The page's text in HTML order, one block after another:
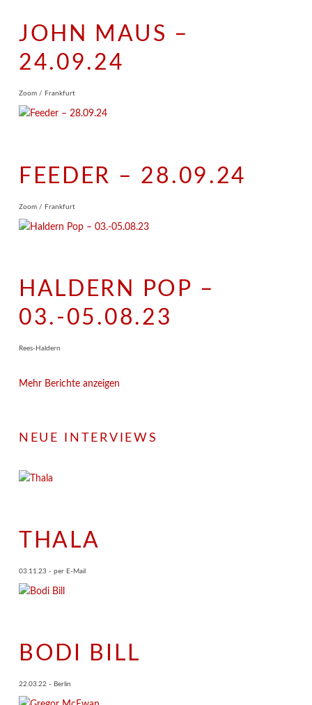
JOHN MAUS –
24.09.24
Zoom / Frankfurt
FEEDER – 28.09.24
Zoom / Frankfurt
HALDERN POP –
03.-05.08.23
Rees-Haldern
Mehr Berichte anzeigen
NEUE INTERVIEWS
THALA
03.11.23 - per E-Mail
BODI BILL
22.03.22 - Berlin